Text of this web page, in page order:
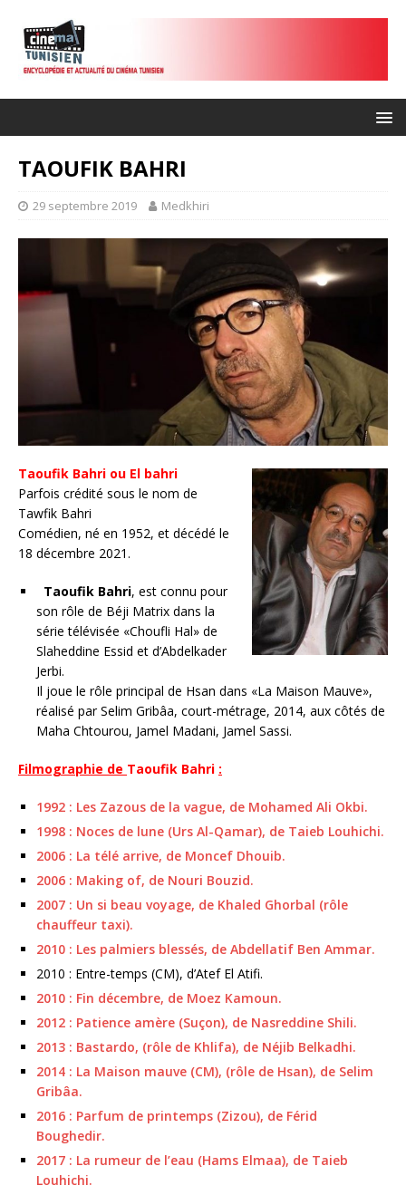
TAOUFIK BAHRI
29 septembre 2019 Medkhiri
Taoufik Bahri ou El bahri
Parfois crédité sous le nom de
Tawfik Bahri
Comédien, né en 1952, et décédé le
18 décembre 2021.
Taoufik Bahri, est connu pour
son rôle de Béji Matrix dans la
série télévisée «Choufli Hal» de
Slaheddine Essid et d’Abdelkader
Jerbi.
Il joue le rôle principal de Hsan dans «La Maison Mauve»,
réalisé par Selim Gribâa, court-métrage, 2014, aux côtés de
Maha Chtourou, Jamel Madani, Jamel Sassi.
Filmographie de Taoufik Bahri :
1992 : Les Zazous de la vague, de Mohamed Ali Okbi.
1998 : Noces de lune (Urs Al-Qamar), de Taieb Louhichi.
2006 : La télé arrive, de Moncef Dhouib.
2006 : Making of, de Nouri Bouzid.
2007 : Un si beau voyage, de Khaled Ghorbal (rôle
chauffeur taxi).
2010 : Les palmiers blessés, de Abdellatif Ben Ammar.
2010 : Entre-temps (CM), d’Atef El Atifi.
2010 : Fin décembre, de Moez Kamoun.
2012 : Patience amère (Suçon), de Nasreddine Shili.
2013 : Bastardo, (rôle de Khlifa), de Néjib Belkadhi.
2014 : La Maison mauve (CM), (rôle de Hsan), de Selim
Gribâa.
2016 : Parfum de printemps (Zizou), de Férid
Boughedir.
2017 : La rumeur de l’eau (Hams Elmaa), de Taieb
Louhichi.